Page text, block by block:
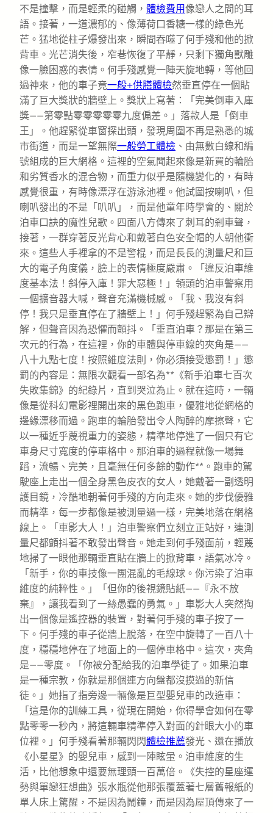
不是撞擊，而是輕柔的碰觸， 體檢費用像戀人之間的耳
語。接著，一道濃郁的、像薄荷口香糖一樣的綠色光
芒。猛地從柱子爆發出來，瞬間吞噬了何手殘和他的掀
背車。光芒消失後，窄巷恢復了平靜，只剩下獨角獸雕
像一臉困惑的表情。何手殘感覺一陣天旋地轉，等他回
過神來，他的車子竟一般+供膳體檢然垂直停在一個貼
滿了巨大獎狀的牆壁上。獎狀上寫著：「完美倒車入庫
獎——第零點零零零零零九度偏差。」落款人是「倒車
王」。他趕緊從車窗探出頭，發現周圍不再是熟悉的城
市街道，而是一望無際一般勞工體檢 、由無數白線和編
號組成的巨大網格。這裡的空氣聞起來像是新買的輪胎
和劣質香水的混合物，而重力似乎是隨機變化的，有時
感覺很重，有時像漂浮在游泳池裡。他試圖按喇叭，但
喇叭發出的不是「叭叭」，而是他童年時學會的、關於
泊車口訣的魔性兒歌。四面八方傳來了刺耳的剎車聲，
接著，一群穿著反光背心和戴著白色安全帽的人朝他衝
來。這些人手裡拿的不是警棍，而是長長的測量尺和巨
大的電子角度儀，臉上的表情極度嚴肅。「違反泊車維
度基本法！斜停入庫！罪大惡極！」領頭的泊車警察用
一個擴音器大喊，聲音充滿機械感。「我、我沒有斜
停！我只是垂直停在了牆壁上！」何手殘趕緊為自己辯
解，但聲音因為恐懼而顫抖。「垂直泊車？那是在第三
次元的行為，在這裡，你的車體與停車線的夾角是——
八十九點七度！按照維度法則，你必須接受懲罰！」懲
罰的內容是：無限次觀看一部名為**《新手泊車七百次
失敗集錦》的紀錄片，直到哭泣為止。就在這時，一輛
像是從科幻電影裡開出來的黑色跑車，優雅地從網格的
邊緣漂移而過。跑車的輪胎發出令人陶醉的摩擦聲，它
以一種近乎蔑視重力的姿態，精準地停進了一個只有它
車身尺寸寬度的停車格中。那泊車的過程就像一場舞
蹈，流暢、完美，且毫無任何多餘的動作**。跑車的駕
駛座上走出一個全身黑色皮衣的女人，她戴著一副透明
護目鏡，冷酷地朝著何手殘的方向走來。她的步伐優雅
而精準，每一步都像是被測量過一樣，完美地落在網格
線上。「車影大人！」泊車警察們立刻立正站好，連測
量尺都顫抖著不敢發出聲音。她走到何手殘面前，輕蔑
地掃了一眼他那輛垂直貼在牆上的掀背車，語氣冰冷。
「新手，你的車技像一團混亂的毛線球。你污染了泊車
維度的純粹性。」「但你的後視鏡貼紙——『永不放
棄』，讓我看到了一絲愚蠢的勇氣。」車影大人突然掏
出一個像是遙控器的裝置，對著何手殘的車子按了一
下。何手殘的車子從牆上脫落，在空中旋轉了一百八十
度，穩穩地停在了地面上的一個停車格中。這次，夾角
是——零度。「你被分配給我的泊車學徒了。如果泊車
是一種宗教，你就是那個連方向盤都沒摸過的新信
徒。」她指了指旁邊一輛像是巨型嬰兒車的改造車：
「這是你的訓練工具，從現在開始，你得學會如何在零
點零零一秒內，將這輛車精準停入對面的針眼大小的車
位裡。」何手殘看著那輛閃閃體檢推薦發光、還在播放
《小星星》的嬰兒車，感到一陣眩暈。泊車維度的生
活，比他想象中還要無理頭一百萬倍。《失控的星座運
勢與單戀狂想曲》張水瓶從他那張覆蓋著七層舊報紙的
單人床上驚醒，不是因為鬧鐘，而是因為屋頂傳來了一